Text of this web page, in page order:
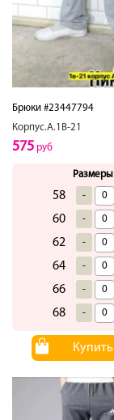
Брюки #23447794
Корпус.А.1В-21
575 руб
Размеры
58 -
60 -
62 -
64 -
66 -
68 -
Купить